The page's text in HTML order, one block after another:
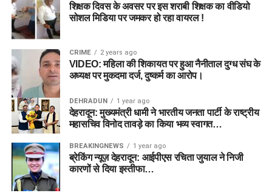
शिक्षक दिवस के अवसर पर इस शराबी शिक्षक का वीडियो
सोशल मिडिया पर जमकर हो रहा वायरल !
CRIME 2 years ago
VIDEO: महिला की शिकायत पर हुआ नैनीताल दुग्ध संघ के
अध्यक्ष पर मुकदमा दर्ज, दुष्कर्म का आरोप।
DEHRADUN 1 year ago
देहरादून: मुख्यमंत्री धामी ने भारतीय जनता पार्टी के राष्ट्रीय
महासचिव विनोद तावड़े का किया भव्य स्वागत…
BREAKINGNEWS 1 year ago
ब्रेकिंग न्यूज़ देहरादून: आईपीएस रचिता जुयाल ने निजी
कारणों से दिया इस्तीफा…